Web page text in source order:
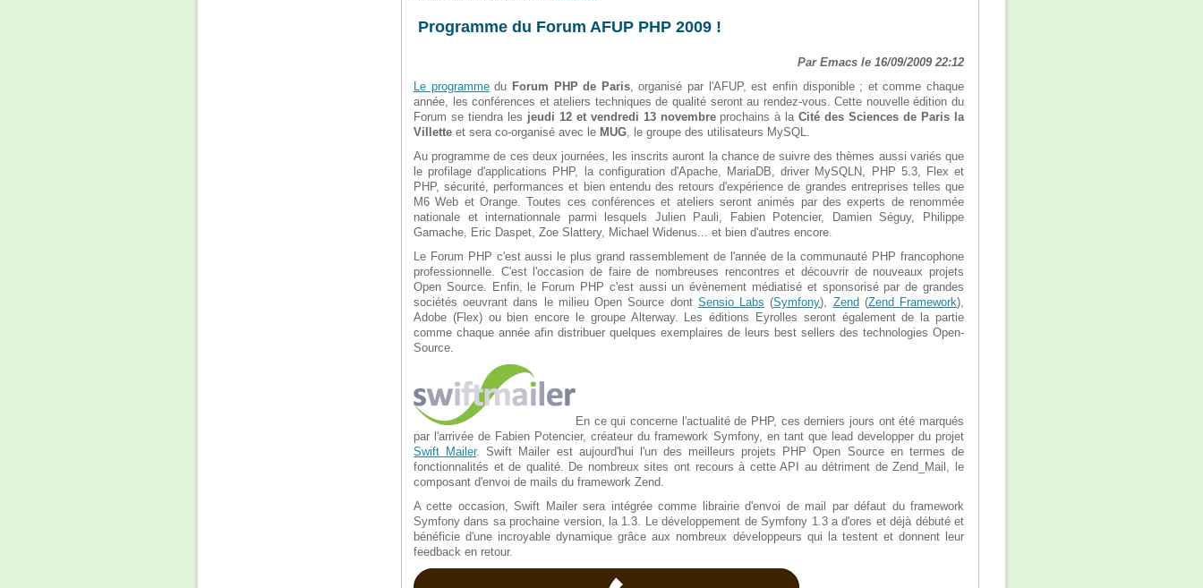
Programme du Forum AFUP PHP 2009 !
Par Emacs le 16/09/2009 22:12
Le programmedu Forum PHP de Paris, organisé par l'AFUP, est enfin disponible ; et comme chaque
année, les conférences et ateliers techniques de qualité seront au rendez-vous. Cette nouvelle édition du
Forum se tiendra les jeudi 12 et vendredi 13 novembreprochains à laCité des Sciences de Paris la
Villette et sera co-organisé avec le MUG , le groupe des utilisateurs MySQL.
Au programme de ces deux journées, les inscrits auront la chance de suivre des thèmes aussi variés que
le profilage d'applications PHP, la configuration d'Apache, MariaDB, driver MySQLN, PHP 5.3, Flex et
PHP, sécurité, performances et bien entendu des retours d'expérience de grandes entreprises telles que
M6 Web et Orange. Toutes ces conférences et ateliers seront animés par des experts de renommée
nationale et internationnale parmi lesquels Julien Pauli, Fabien Potencier, Damien Séguy, Philippe
Gamache, Eric Daspet, Zoe Slattery, Michael Widenus... et bien d'autres encore.
Le Forum PHP c'est aussi le plus grand rassemblement de l'année de la communauté PHP francophone
professionnelle. C'est l'occasion de faire de nombreuses rencontres et découvrir de nouveaux projets
Open Source. Enfin, le Forum PHP c'est aussi un évènement médiatisé et sponsorisé par de grandes
sociétés oeuvrant dans le milieu Open Source dont Sensio Labs (Symfony), Zend(Zend Framework),
Adobe (Flex) ou bien encore le groupe Alterway. Les éditions Eyrolles seront également de la partie
comme chaque année afin distribuer quelques exemplaires de leurs best sellers des technologies Open-
Source.
En ce qui concerne l'actualité de PHP, ces derniers jours ont été marqués
par l'arrivée de Fabien Potencier, créateur du framework Symfony, en tant que lead developper du projet
Swift Mailer. Swift Mailer est aujourd'hui l'un des meilleurs projets PHP Open Source en termes de
fonctionnalités et de qualité. De nombreux sites ont recours à cette API au détriment de Zend_Mail, le
composant d'envoi de mails du framework Zend.
A cette occasion, Swift Mailer sera intégrée comme librairie d'envoi de mail par défaut du framework
Symfony dans sa prochaine version, la 1.3. Le développement de Symfony 1.3 a d'ores et déjà débuté et
bénéficie d'une incroyable dynamique grâce aux nombreux développeurs qui la testent et donnent leur
feedback en retour.